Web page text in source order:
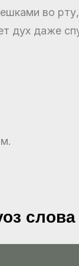
во
дух даже
слова